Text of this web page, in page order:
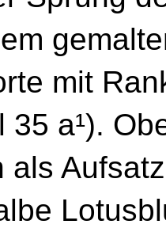
mit
35 a¹).
als